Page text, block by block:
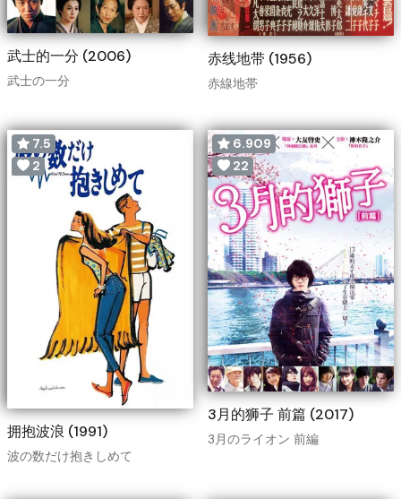
武士的一分 (2006)
武士の一分
赤线地带 (1956)
赤線地帯
7.5
2
拥抱波浪 (1991)
波の数だけ抱きしめて
6.909
22
3月的狮子 前篇 (2017)
3月のライオン 前編